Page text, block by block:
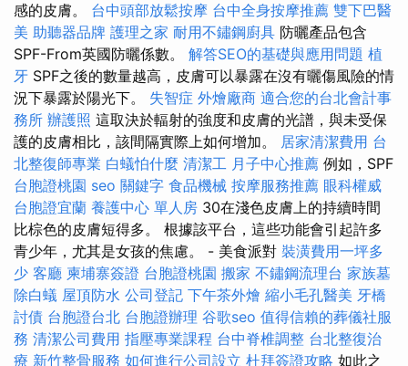
感的皮膚。 台中頭部放鬆按摩 台中全身按摩推薦 雙下巴醫
美 助聽器品牌 護理之家 耐用不鏽鋼廚具 防曬產品包含
SPF-From英國防曬係數。 解答SEO的基礎與應用問題 植
牙 SPF之後的數量越高，皮膚可以暴露在沒有曬傷風險的情
況下暴露於陽光下。 失智症 外燴廠商 適合您的台北會計事
務所 辦護照 這取決於輻射的強度和皮膚的光譜，與未受保
護的皮膚相比，該間隔實際上如何增加。 居家清潔費用 台
北整復師專業 白蟻怕什麼 清潔工 月子中心推薦 例如，SPF
台胞證桃園 seo 關鍵字 食品機械 按摩服務推薦 眼科權威
台胞證宜蘭 養護中心 單人房 30在淺色皮膚上的持續時間
比棕色的皮膚短得多。 根據該平台，這些功能會引起許多
青少年，尤其是女孩的焦慮。 - 美食派對 裝潢費用一坪多
少 客廳 柬埔寨簽證 台胞證桃園 搬家 不鏽鋼流理台 家族墓
除白蟻 屋頂防水 公司登記 下午茶外燴 縮小毛孔醫美 牙橋
討債 台胞證台北 台胞證辦理 谷歌seo 值得信賴的葬儀社服
務 清潔公司費用 指壓專業課程 台中脊椎調整 台北整復治
療 新竹整骨服務 如何進行公司設立 杜拜簽證攻略 如此之